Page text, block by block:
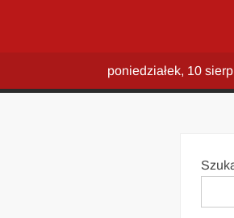
poniedziałek, 10